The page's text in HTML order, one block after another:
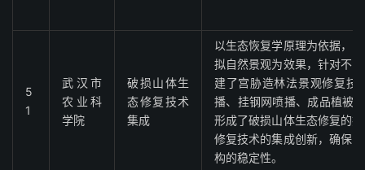
5
1
武汉市
农业科
学院
破损山体生
态修复技术
集成
以生态恢复学原理为依据，
拟自然景观为效果，针对不
建了宫胁造林法景观修复技
播、挂钢网喷播、成品植被
形成了破损山体生态修复的
修复技术的集成创新，确保
构的稳定性。